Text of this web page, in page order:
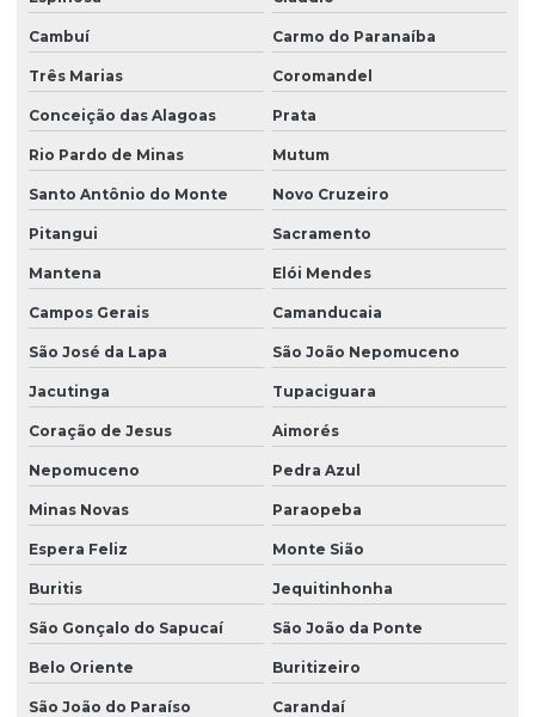
Cambuí Carmo do Paranaíba
Três Marias Coromandel
Conceição das Alagoas Prata
Rio Pardo de Minas Mutum
Santo Antônio do Monte Novo Cruzeiro
Pitangui Sacramento
Mantena Elói Mendes
Campos Gerais Camanducaia
São José da Lapa São João Nepomuceno
Jacutinga Tupaciguara
Coração de Jesus Aimorés
Nepomuceno Pedra Azul
Minas Novas Paraopeba
Espera Feliz Monte Sião
Buritis Jequitinhonha
São Gonçalo do Sapucaí São João da Ponte
Belo Oriente Buritizeiro
São João do Paraíso Carandaí